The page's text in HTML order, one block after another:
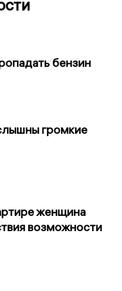
бензин
громкие
женщина
возможности